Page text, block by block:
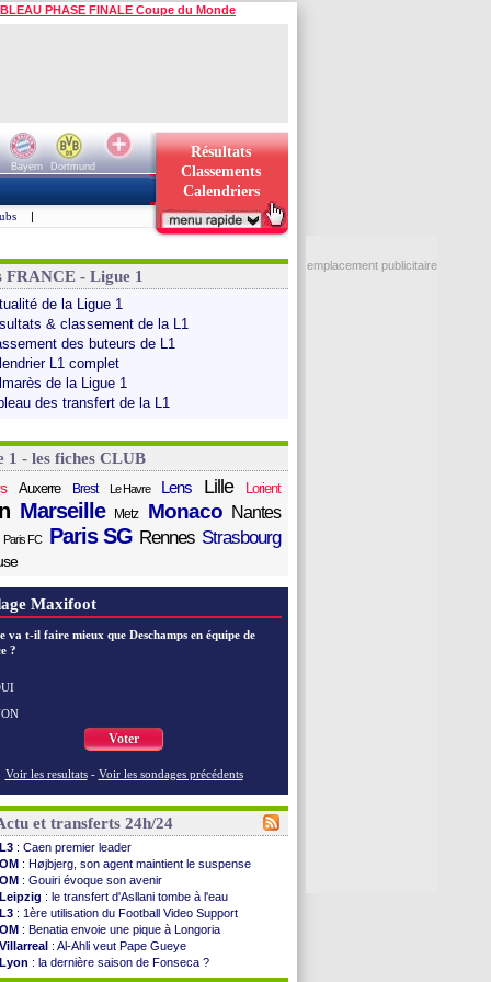
PHASE FINALE Coupe du Monde
Bayern
Dortmund
Résultats
Classements
Calendriers
|
FRANCE - Ligue 1
de la Ligue 1
& classement de la L1
des buteurs de L1
L1 complet
de la Ligue 1
des transfert de la L1
1 - les fiches CLUB
Auxerre Brest Le Havre Lens Lille Lorient
Marseille Metz Monaco Nantes
Paris FC Paris SG Rennes Strasbourg
Maxifoot
va t-il faire mieux que Deschamps en équipe de
?
Voter
Voir les resultats - Voir les sondages précédents
et transferts 24h/24
L3 : Caen premier leader
OM : Højbjerg, son agent maintient le suspense
OM : Gouiri évoque son avenir
Leipzig : le transfert d'Asllani tombe à l'eau
L3 : 1ère utilisation du Football Video Support
OM : Benatia envoie une pique à Longoria
Villarreal : Al-Ahli veut Pape Gueye
Lyon : la dernière saison de Fonseca ?
OM: un nouveau prétendant pour Højbjerg
emplacement publicitaire